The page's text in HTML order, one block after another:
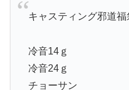
キャスティング邪道福
冷音14ｇ
冷音24ｇ
チョーサン